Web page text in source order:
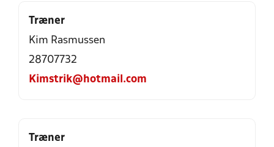
Træner
Kim Rasmussen
28707732
Kimstrik@hotmail.com
Træner